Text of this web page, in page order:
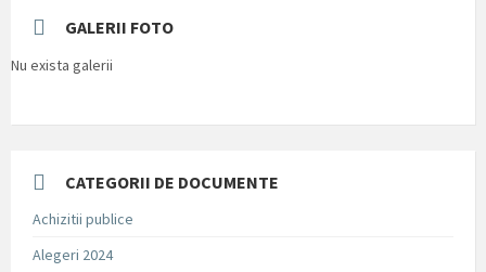
GALERII FOTO
Nu exista galerii
CATEGORII DE DOCUMENTE
Achizitii publice
Alegeri 2024